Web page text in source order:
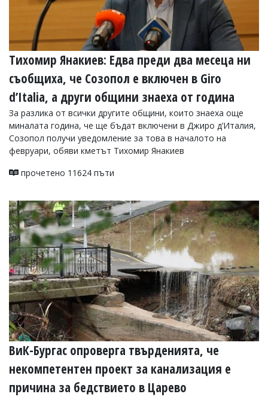
Тихомир Янакиев: Едва преди два месеца ни
съобщиха, че Созопол е включен в Giro
d’Italia, а други общини знаеха от година
За разлика от всички другите общини, които знаеха още
миналата година, че ще бъдат включени в Джиро д’Италия,
Созопол получи уведомление за това в началото на
февруари, обяви кметът Тихомир Янакиев
прочетено 11624 пъти
ВиК-Бургас опроверга твърденията, че
некомпетентен проект за канализация е
причина за бедствието в Царево